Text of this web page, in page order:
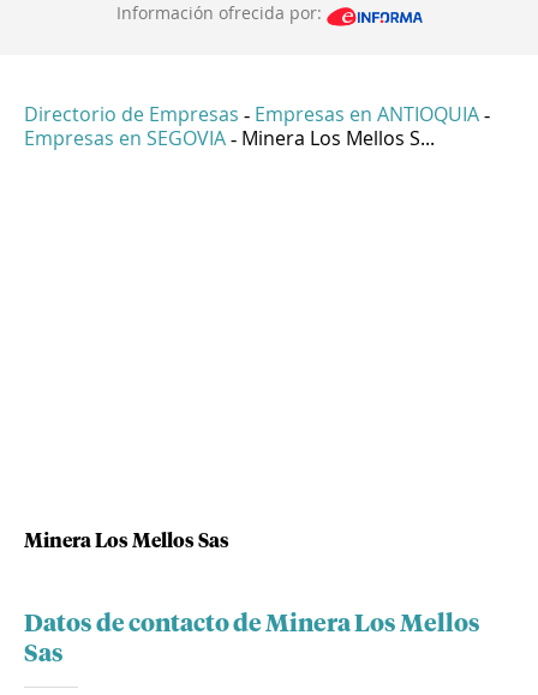
Información ofrecida por:
Directorio de Empresas - Empresas en ANTIOQUIA -
Empresas en SEGOVIA - Minera Los Mellos S...
Minera Los Mellos Sas
Datos de contacto de Minera Los Mellos
Sas